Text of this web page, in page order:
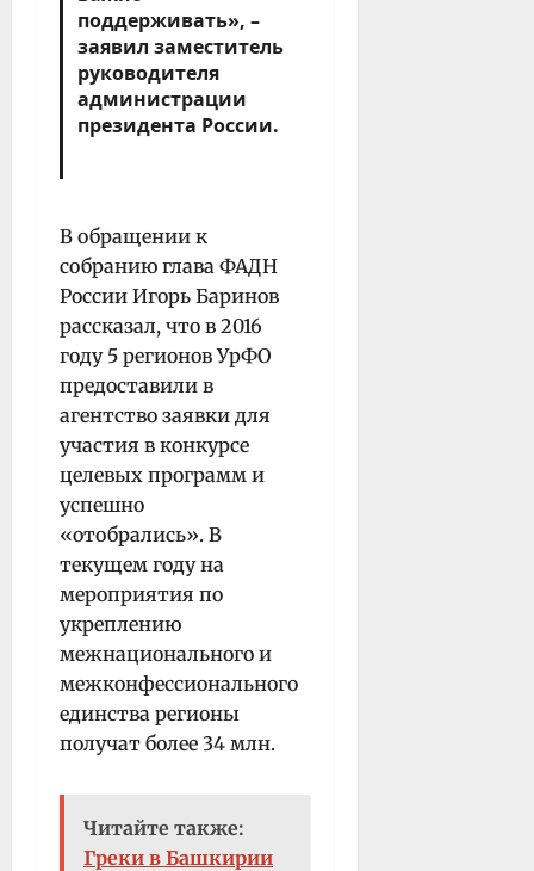
поддерживать», –
заявил заместитель
руководителя
администрации
президента России.
В обращении к
собранию глава ФАДН
России Игорь Баринов
рассказал, что в 2016
году 5 регионов УрФО
предоставили в
агентство заявки для
участия в конкурсе
целевых программ и
успешно
«отобрались». В
текущем году на
мероприятия по
укреплению
межнационального и
межконфессионального
единства регионы
получат более 34 млн.
Читайте также:
Греки в Башкирии